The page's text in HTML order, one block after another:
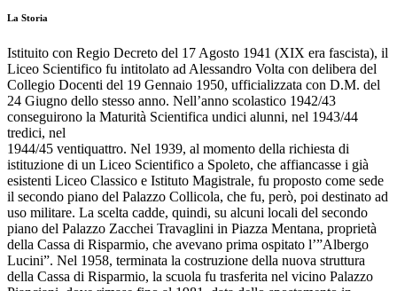
La Storia
Istituito con Regio Decreto del 17 Agosto 1941 (XIX era fascista), il
Liceo Scientifico fu intitolato ad Alessandro Volta con delibera del
Collegio Docenti del 19 Gennaio 1950, ufficializzata con D.M. del
24 Giugno dello stesso anno. Nell’anno scolastico 1942/43
conseguirono la Maturità Scientifica undici alunni, nel 1943/44
tredici, nel
1944/45 ventiquattro. Nel 1939, al momento della richiesta di
istituzione di un Liceo Scientifico a Spoleto, che affiancasse i già
esistenti Liceo Classico e Istituto Magistrale, fu proposto come sede
il secondo piano del Palazzo Collicola, che fu, però, poi destinato ad
uso militare. La scelta cadde, quindi, su alcuni locali del secondo
piano del Palazzo Zacchei Travaglini in Piazza Mentana, proprietà
della Cassa di Risparmio, che avevano prima ospitato l’”Albergo
Lucini”. Nel 1958, terminata la costruzione della nuova struttura
della Cassa di Risparmio, la scuola fu trasferita nel vicino Palazzo